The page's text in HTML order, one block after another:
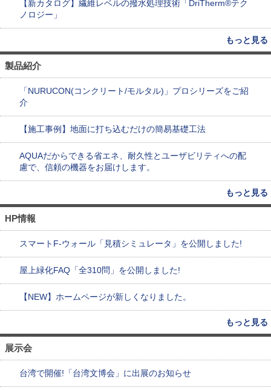
【新カタログ】繊維レベルの撥水処理技術「DriTherm®テク
ノロジー」
もっと見る
製品紹介
「NURUCON(コンクリート/モルタル)」プロシリーズをご紹
介
【施工事例】地面に打ち込むだけの簡易基礎工法
AQUAだからできる省エネ、耐久性とユーザビリティへの配
慮で、信頼の機器をお届けします。
もっと見る
HP情報
スマートF-ウォール「見積シミュレータ」を公開しました!
屋上緑化FAQ「全310問」を公開しました!
【NEW】ホームページが新しくなりました。
もっと見る
展示会
台湾で開催!「台湾文博会」に出展のお知らせ